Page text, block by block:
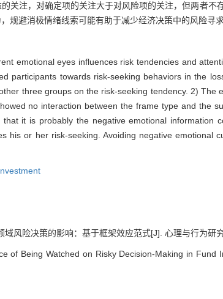
关注，对确定项的关注大于对风险项的关注，但两者不
规避消极情绪线索可能有助于减少经济决策中的风险寻求
emotional eyes influences risk tendencies and
participants towards risk-seeking behaviors in the
three groups on the risk-seeking tendency. 2) The
no interaction between the frame type and the
it is probably the negative emotional information
his or her risk-seeking. Avoiding negative emotional
风险决策的影响：基于框架效应范式[J]. 心理与行为研
of Being Watched on Risky Decision-Making in Fund